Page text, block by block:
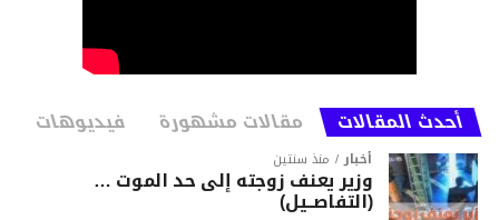
أحدث المقالات مقالات مشهورة فيديوهات
أخبار منذ سنتين
وزير يعنف زوجته إلى حد الموت …
(التفاصــيل)